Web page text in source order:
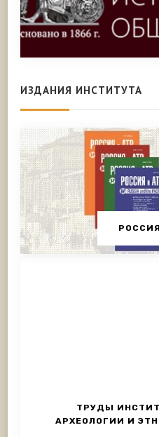
ИЗДАНИЯ ИНСТИТУТА
ТРУДЫ
АРХЕОЛОГИИ И